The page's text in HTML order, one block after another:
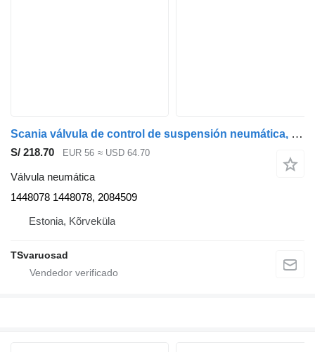
Scania válvula de control de suspensión neumática, ecas 1448078 válvula neumática para Scania P230 cabeza tractora
S/ 218.70 EUR 56 ≈ USD 64.70
Válvula neumática
1448078 1448078, 2084509
Estonia, Kõrveküla
TSvaruosad